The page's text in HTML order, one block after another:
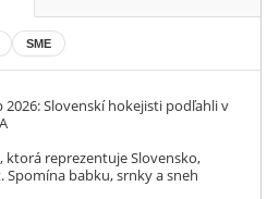
SME
2026: Slovenskí hokejisti podľahli v
ktorá reprezentuje Slovensko,
Spomína babku, srnky a sneh